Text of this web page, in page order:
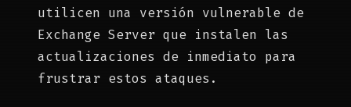
utilicen una versión vulnerable de
Exchange Server que instalen las
actualizaciones de inmediato para
frustrar estos ataques.